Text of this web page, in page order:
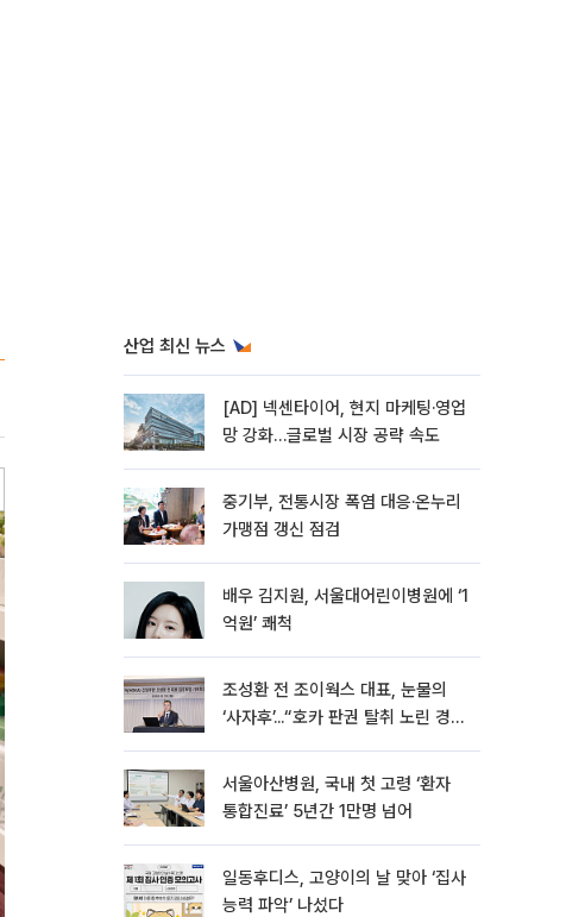
산업 최신 뉴스
[AD] 넥센타이어, 현지 마케팅·영업
망 강화…글로벌 시장 공략 속도
중기부, 전통시장 폭염 대응·온누리
가맹점 갱신 점검
배우 김지원, 서울대어린이병원에 ‘1
억원’ 쾌척
조성환 전 조이웍스 대표, 눈물의
‘사자후’...“호카 판권 탈취 노린 경쟁
서울아산병원, 국내 첫 고령 ‘환자
통합진료’ 5년간 1만명 넘어
일동후디스, 고양이의 날 맞아 ‘집사
능력 파악’ 나섰다